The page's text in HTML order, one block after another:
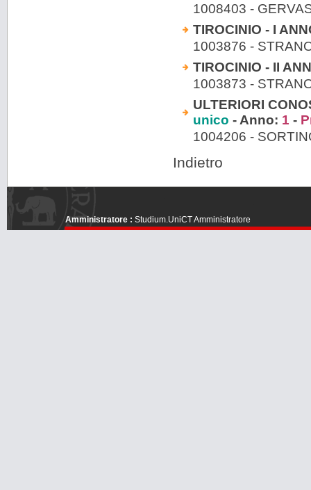
1008403 -
TIROCINIO - I
1003876 -
TIROCINIO - II
1003873 -
ULTERIORI
unico - Anno: 1 -
1004206 -
Indietro
Amministratore : Studium.UniCT Amministratore